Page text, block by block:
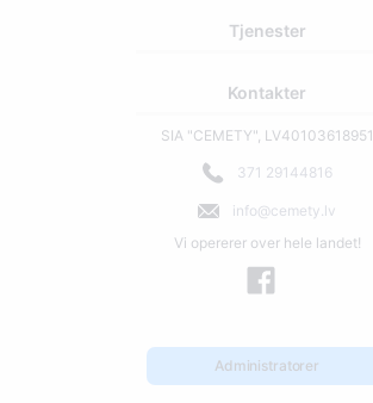
Tjenester
Kontakter
SIA "CEMETY", LV40103618951
371 29144816
info@cemety.lv
Vi opererer over hele landet!
Administratorer